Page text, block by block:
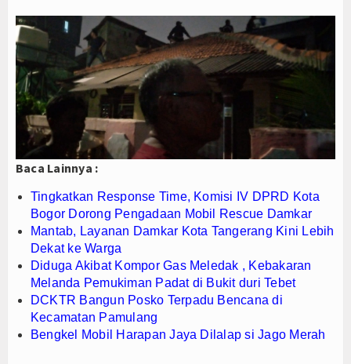
Persib Gagal Juara, Ateng Sutisna Ajak
Bupati Majalengka Ajak Ribuan Bobotoh
Ateng Sutisna Satukan Ribuan Bobotoh, Nobar
SIAL Food & Drinks Indonesia 2026 Perkuat
Kapolres Majalengka Ajak Bobotoh Junjung
Munjirin Panen Padi Ciherang di Cakung, Urban
PTPN I Ubah Aset Jadi Mesin Pertumbuhan,
Bupati Majalengka Beberkan Hasil Paripurna
Baca Lainnya :
Tingkatkan Response Time, Komisi IV DPRD Kota
Bogor Dorong Pengadaan Mobil Rescue Damkar
Mantab, Layanan Damkar Kota Tangerang Kini Lebih
Dekat ke Warga
Diduga Akibat Kompor Gas Meledak , Kebakaran
Melanda Pemukiman Padat di Bukit duri Tebet
DCKTR Bangun Posko Terpadu Bencana di
Kecamatan Pamulang
Bengkel Mobil Harapan Jaya Dilalap si Jago Merah